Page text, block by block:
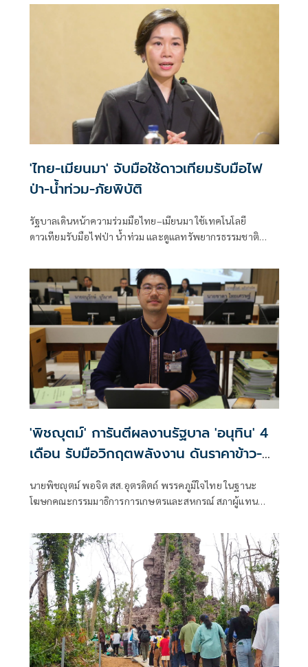
'ไทย-เมียนมา' จับมือใช้ดาวเทียมรับมือไฟ
ป่า-น้ำท่วม-ภัยพิบัติ
รัฐบาลเดินหน้าความร่วมมือไทย–เมียนมา ใช้เทคโนโลยี
ดาวเทียมรับมือไฟป่า น้ำท่วม และดูแลทรัพยากรธรรมชาติ
'พิชญุตม์' การันตีผลงานรัฐบาล 'อนุทิน' 4
เดือน รับมือวิกฤตพลังงาน ดันราคาข้าว-
ช่วยลดต้นทุน-ขยายตลาดโลก
นายพิชญุตม์ พอจิต สส.อุตรดิตถ์ พรรคภูมิใจไทย ในฐานะ
โฆษกคณะกรรมมาธิการการเกษตรและสหกรณ์ สภาผู้แทน
รัฐบาลภายใต้การนำของนายอนุทิน ชาญวีรกูล นายกรัฐมนตรี
เข้าบริหารประเทศ 4 เดือน สามารถรับมือกับวิกฤตพลังงาน
และสงครามตะวันออกกลางได้ดี ส่งผลให้ราคาสินค้าเกษตร
หลักปรับตัวสูงขึ้น